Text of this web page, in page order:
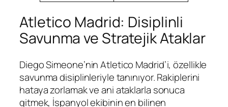
Atletico Madrid: Disiplinli
Savunma ve Stratejik Ataklar
Diego Simeone’nin Atletico Madrid’i, özellikle
savunma disiplinleriyle tanınıyor. Rakiplerini
hataya zorlamak ve ani ataklarla sonuca
gitmek, İspanyol ekibinin en bilinen